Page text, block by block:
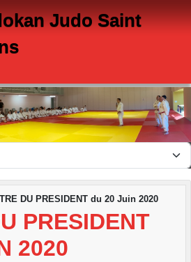
Judo Saint
DU PRESIDENT du 20 Juin 2020
PRESIDENT
2020